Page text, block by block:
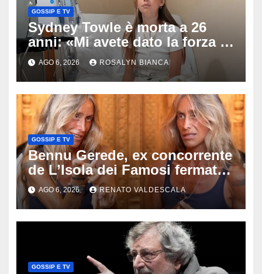
GOSSIP E TV
Sydney Towle è morta a 26
anni: «Mi avete dato la forza di
andare avanti», l’ultimo
messaggio dell’influencer
commuove i fan
AGO 6, 2026 ROSALYN BIANCA
GOSSIP E TV
Bennu Gerede, ex concorrente
de L’Isola dei Famosi fermata
dopo una diretta: cosa ha
mostrato e perché ora rischia
un processo
AGO 6, 2026 RENATO VALDESCALA
GOSSIP E TV